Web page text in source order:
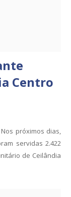
Centro
próximos dias,
servidas 2.422
de Ceilândia